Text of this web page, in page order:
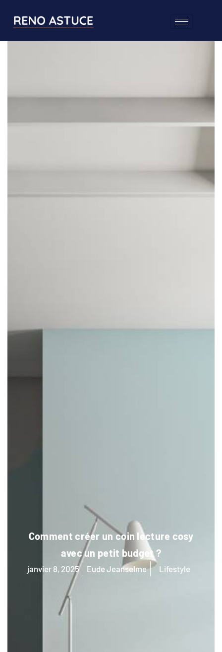
Comment créer un coin lecture cosy
avec un petit budget ?
janvier 8, 2025 Eude Jeanselme Lifestyle